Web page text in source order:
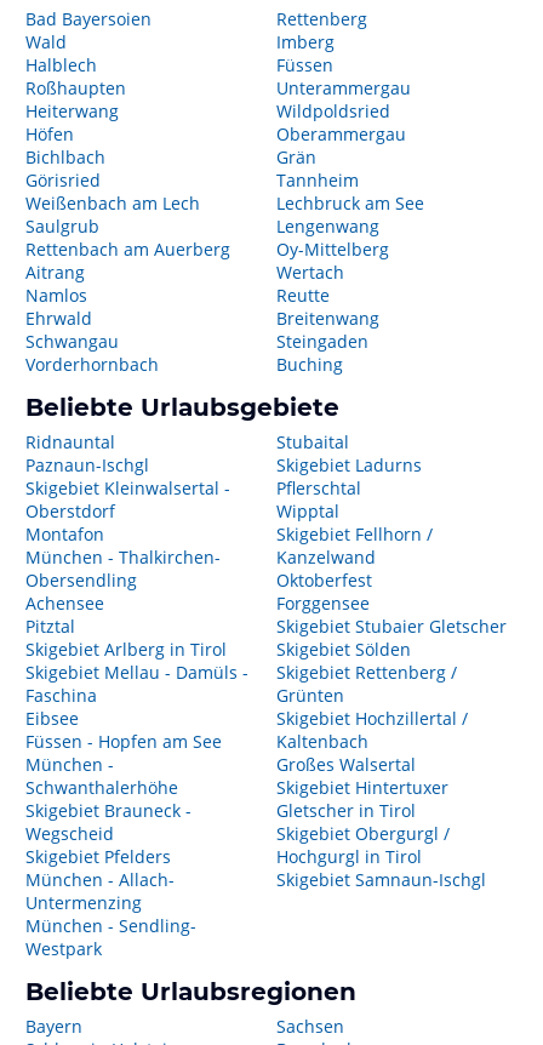
Bad Bayersoien
Wald
Halblech
Roßhaupten
Heiterwang
Höfen
Bichlbach
Görisried
Weißenbach am Lech
Saulgrub
Rettenbach am Auerberg
Aitrang
Namlos
Ehrwald
Schwangau
Vorderhornbach
Rettenberg
Imberg
Füssen
Unterammergau
Wildpoldsried
Oberammergau
Grän
Tannheim
Lechbruck am See
Lengenwang
Oy-Mittelberg
Wertach
Reutte
Breitenwang
Steingaden
Buching
Beliebte Urlaubsgebiete
Ridnauntal
Paznaun-Ischgl
Skigebiet Kleinwalsertal -
Oberstdorf
Montafon
München - Thalkirchen-
Obersendling
Achensee
Pitztal
Skigebiet Arlberg in Tirol
Skigebiet Mellau - Damüls -
Faschina
Eibsee
Füssen - Hopfen am See
München -
Schwanthalerhöhe
Skigebiet Brauneck -
Wegscheid
Skigebiet Pfelders
München - Allach-
Untermenzing
München - Sendling-
Westpark
Stubaital
Skigebiet Ladurns
Pflerschtal
Wipptal
Skigebiet Fellhorn /
Kanzelwand
Oktoberfest
Forggensee
Skigebiet Stubaier Gletscher
Skigebiet Sölden
Skigebiet Rettenberg /
Grünten
Skigebiet Hochzillertal /
Kaltenbach
Großes Walsertal
Skigebiet Hintertuxer
Gletscher in Tirol
Skigebiet Obergurgl /
Hochgurgl in Tirol
Skigebiet Samnaun-Ischgl
Beliebte Urlaubsregionen
Bayern
Sachsen